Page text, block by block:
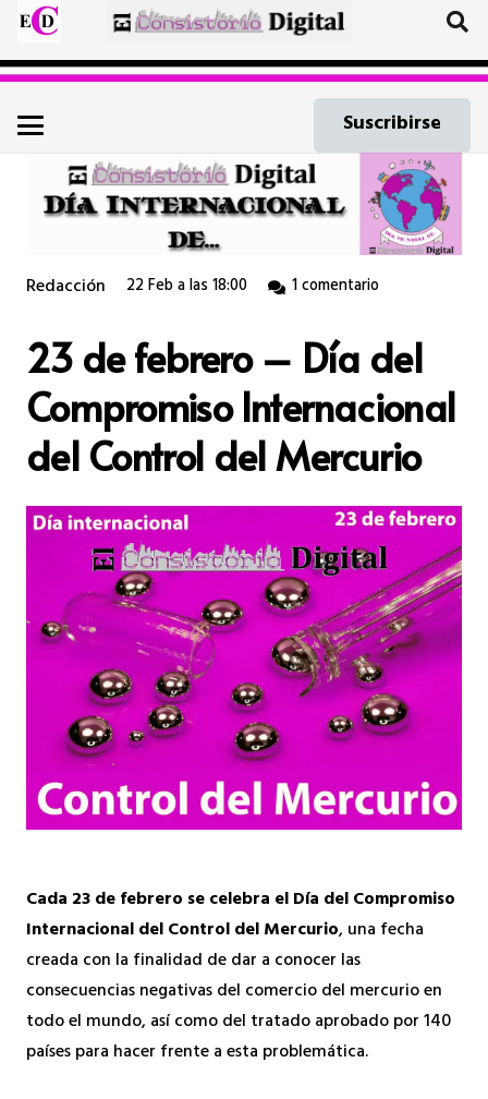
Suscribirse
Redacción 22 Feb a las 18:00 1comentario
23 de febrero – Día del
Compromiso Internacional
del Control del Mercurio
Cada 23 de febrero se celebra el Día del Compromiso
Internacional del Control del Mercurio, una fecha
creada con la finalidad de dar a conocer las
consecuencias negativas del comercio del mercurio en
todo el mundo, así como del tratado aprobado por 140
países para hacer frente a esta problemática.